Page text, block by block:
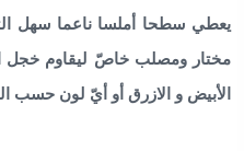
يعطي سطحا أملسا ناعما سهل
مختار ومصلب خاصّ ليقاوم خجل
الأبيض و الازرق أو أيّ لون حسب